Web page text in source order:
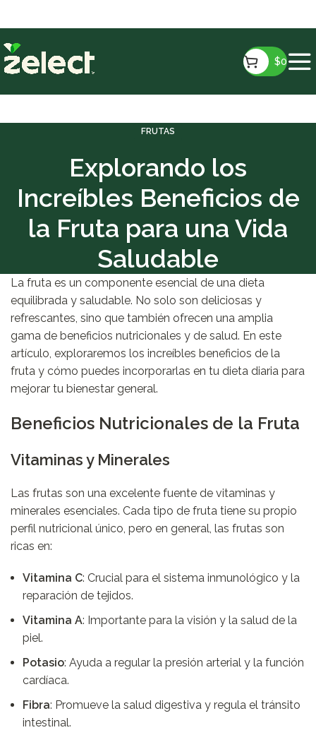
$0
FRUTAS
Explorando los
Increíbles Beneficios de
la Fruta para una Vida
Saludable
La fruta es un componente esencial de una dieta
equilibrada y saludable. No solo son deliciosas y
refrescantes, sino que también ofrecen una amplia
gama de beneficios nutricionales y de salud. En este
artículo, exploraremos los increíbles beneficios de la
fruta y cómo puedes incorporarlas en tu dieta diaria para
mejorar tu bienestar general.
Beneficios Nutricionales de la Fruta
Vitaminas y Minerales
Las frutas son una excelente fuente de vitaminas y
minerales esenciales. Cada tipo de fruta tiene su propio
perfil nutricional único, pero en general, las frutas son
ricas en:
Vitamina C: Crucial para el sistema inmunológico y la
reparación de tejidos.
Vitamina A: Importante para la visión y la salud de la
piel.
Potasio: Ayuda a regular la presión arterial y la función
cardíaca.
Fibra: Promueve la salud digestiva y regula el tránsito
intestinal.